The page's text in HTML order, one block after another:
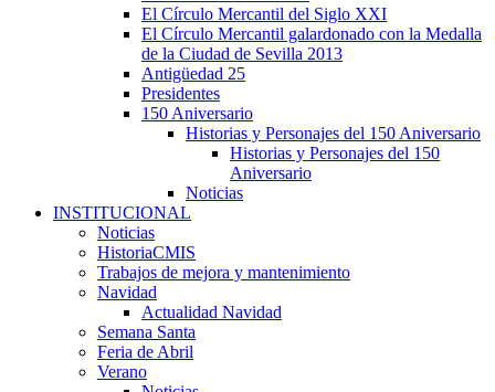
El Círculo Mercantil del Siglo XXI
El Círculo Mercantil galardonado con la Medalla
de la Ciudad de Sevilla 2013
Antigüedad 25
Presidentes
150 Aniversario
Historias y Personajes del 150 Aniversario
Historias y Personajes del 150
Aniversario
Noticias
INSTITUCIONAL
Noticias
HistoriaCMIS
Trabajos de mejora y mantenimiento
Navidad
Actualidad Navidad
Semana Santa
Feria de Abril
Verano